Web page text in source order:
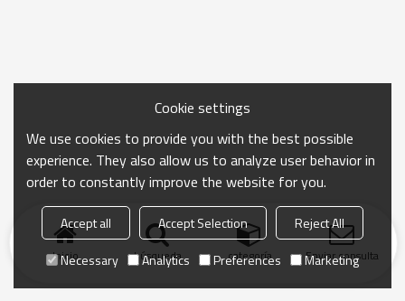
Inicio búsqueda categoría Enviar consulta
Cookie settings
We use cookies to provide you with the best possible
experience. They also allow us to analyze user behavior in
order to constantly improve the website for you.
Accept all Accept Selection
Reject All
Necessary
Analytics Preferences Marketing